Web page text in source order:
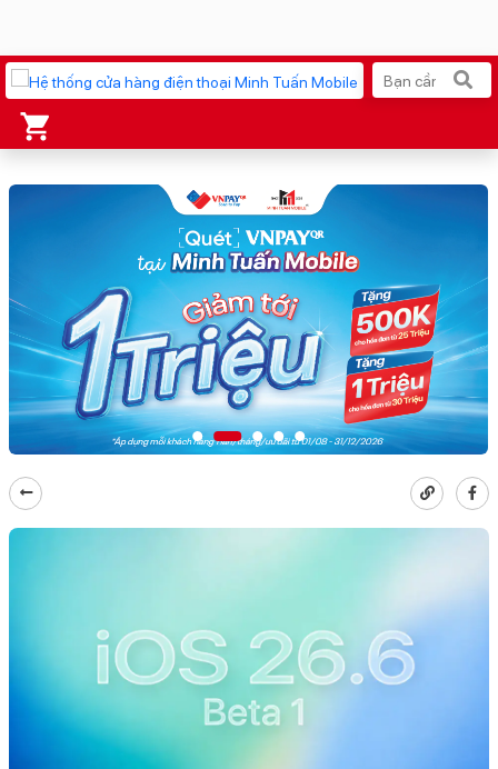
iPhone 17 Pro Max MacBook Neo giá tốt
AirTag 2 Mới Galaxy Z8 Series
AirPods 4 OPPO Reno16
Apple Watch S11 Ốp lưng Pitaka
Osmo Pocket 4 Ốp lưng Apple
Loa Marshall Cốc sạc Apple